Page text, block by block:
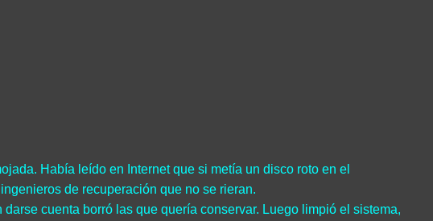
Había leído en Internet que si metía un disco roto en el
de recuperación que no se rieran.
cuenta borró las que quería conservar. Luego limpió el sistema,